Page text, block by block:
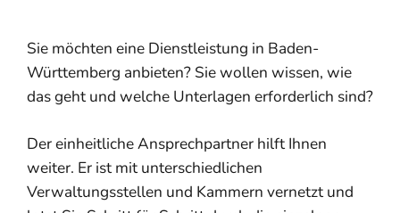
Sie möchten eine Dienstleistung in Baden-
Württemberg anbieten? Sie wollen wissen, wie
das geht und welche Unterlagen erforderlich sind?
Der einheitliche Ansprechpartner hilft Ihnen
weiter. Er ist mit unterschiedlichen
Verwaltungsstellen und Kammern vernetzt und